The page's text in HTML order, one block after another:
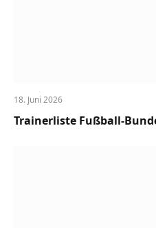
18. Juni 2026
Trainerliste Fußball-